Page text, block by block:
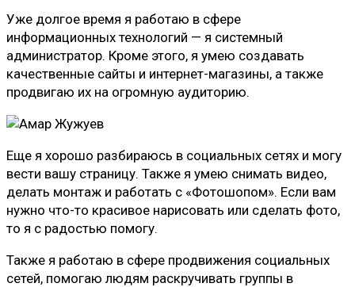
Уже долгое время я работаю в сфере
информационных технологий — я системный
администратор. Кроме этого, я умею создавать
качественные сайты и интернет-магазины, а также
продвигаю их на огромную аудиторию.
Еще я хорошо разбираюсь в социальных сетях и могу
вести вашу страницу. Также я умею снимать видео,
делать монтаж и работать с «Фотошопом». Если вам
нужно что-то красивое нарисовать или сделать фото,
то я с радостью помогу.
Также я работаю в сфере продвижения социальных
сетей, помогаю людям раскручивать группы в